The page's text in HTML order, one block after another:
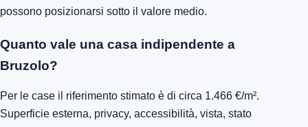
possono posizionarsi sotto il valore medio.
Quanto vale una casa indipendente a
Bruzolo?
Per le case il riferimento stimato è di circa 1.466 €/m².
Superficie esterna, privacy, accessibilità, vista, stato